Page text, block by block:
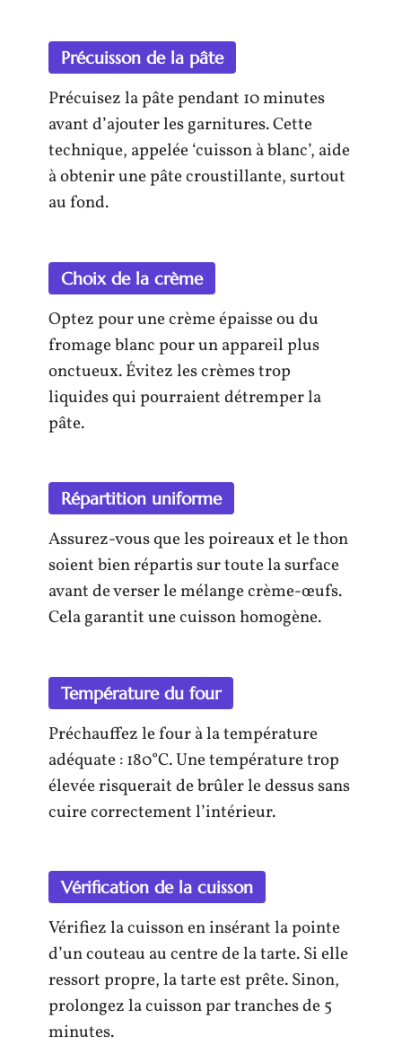
Précuisson de la pâte
Précuisez la pâte pendant 10 minutes
avant d’ajouter les garnitures. Cette
technique, appelée ‘cuisson à blanc’, aide
à obtenir une pâte croustillante, surtout
au fond.
Choix de la crème
Optez pour une crème épaisse ou du
fromage blanc pour un appareil plus
onctueux. Évitez les crèmes trop
liquides qui pourraient détremper la
pâte.
Répartition uniforme
Assurez-vous que les poireaux et le thon
soient bien répartis sur toute la surface
avant de verser le mélange crème-œufs.
Cela garantit une cuisson homogène.
Température du four
Préchauffez le four à la température
adéquate : 180°C. Une température trop
élevée risquerait de brûler le dessus sans
cuire correctement l’intérieur.
Vérification de la cuisson
Vérifiez la cuisson en insérant la pointe
d’un couteau au centre de la tarte. Si elle
ressort propre, la tarte est prête. Sinon,
prolongez la cuisson par tranches de 5
minutes.